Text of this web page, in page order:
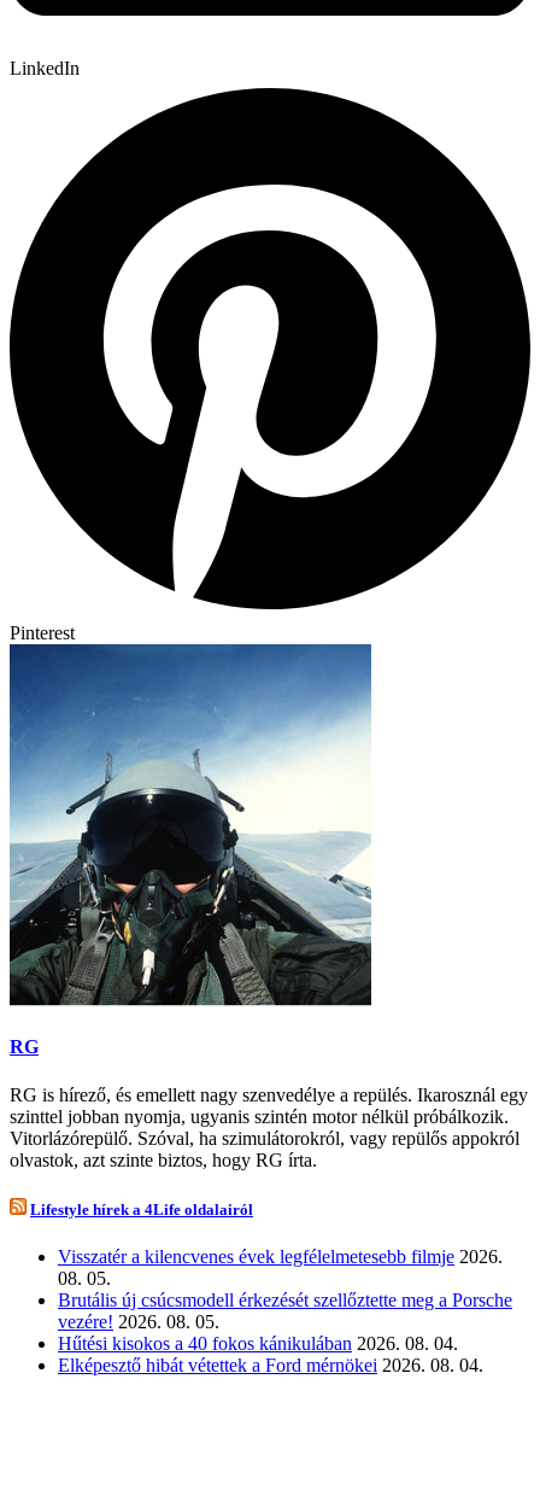
LinkedIn
Pinterest
RG
RG is hírező, és emellett nagy szenvedélye a repülés. Ikarosznál egy
szinttel jobban nyomja, ugyanis szintén motor nélkül próbálkozik.
Vitorlázórepülő. Szóval, ha szimulátorokról, vagy repülős appokról
olvastok, azt szinte biztos, hogy RG írta.
Lifestyle hírek a 4Life oldalairól
Visszatér a kilencvenes évek legfélelmetesebb filmje 2026.
08. 05.
Brutális új csúcsmodell érkezését szellőztette meg a Porsche
vezére! 2026. 08. 05.
Hűtési kisokos a 40 fokos kánikulában 2026. 08. 04.
Elképesztő hibát vétettek a Ford mérnökei 2026. 08. 04.